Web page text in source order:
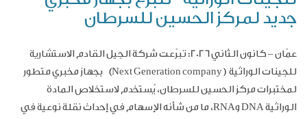
جديد لمركز الحسين للسرطان
عمّان – كانون الثاني
تبرّعت شركة الجيل القادم الاستشارية
للجينات الوراثية (Next Generation company ) بجهاز مخبري متطور
لمختبرات مركز الحسين للسرطان، يُستخدم لاستخلاص المادة
الوراثيةDNAوRNA، ما من شأنه الإسهام في إحداث نقلة نوعية في